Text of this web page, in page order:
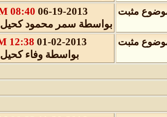
06-19-2013
08:40 AM
بواسطة سمر محمود كحيل
01-02-2013
12:38 PM
بواسطة وفاء كحيل